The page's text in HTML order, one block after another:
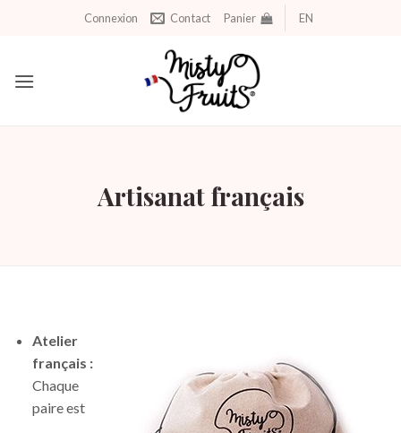
Connexion Contact Panier EN
Artisanat français
Atelier
français :
Chaque
paire est